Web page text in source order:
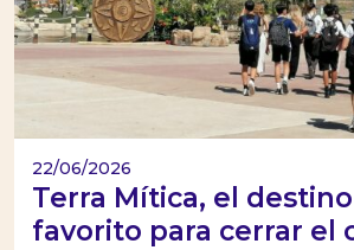
22/06/2026
Terra Mítica, el
favorito para cerrar el